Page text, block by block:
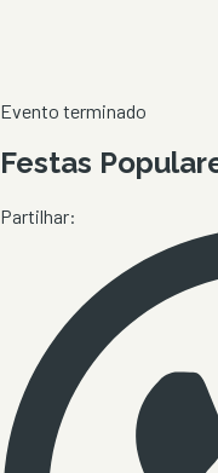
Evento terminado
Festas
Partilhar: